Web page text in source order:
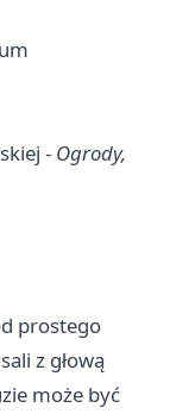
- Ogrody,
prostego
z głową
może być